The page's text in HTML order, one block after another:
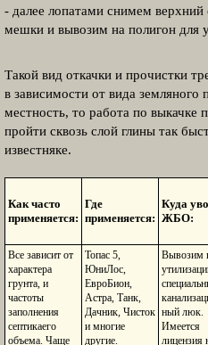
- далее лопатами снимем верхний
мешки и вывозим на полигон для
Такой вид откачки и прочистки
в зависимости от вида земляного
местность, то работа по
пройти сквозь слой глины так
известняке.
Как часто
применяется:
Где
применяется:
Куда
ЖБО:
Все зависит от
характера
грунта, и
частоты
заполнения
септикаего
объема. Чаще
Топас 5,
ЮниЛос,
ЕвроБион,
Астра, Танк,
Дачник, Чисток
и многие
другие.
Вывозим
ный люк.
Имеется
лицензия